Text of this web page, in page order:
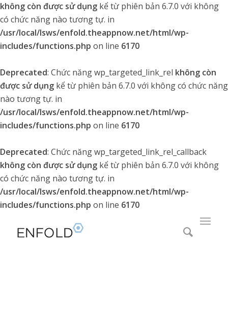
không còn được sử dụng kể từ phiên bản 6.7.0 với không
có chức năng nào tương tự. in
/usr/local/lsws/enfold.theappnow.net/html/wp-
includes/functions.php on line 6170
Deprecated: Chức năng wp_targeted_link_rel không còn
được sử dụng kể từ phiên bản 6.7.0 với không có chức năng
nào tương tự. in
/usr/local/lsws/enfold.theappnow.net/html/wp-
includes/functions.php on line 6170
Deprecated: Chức năng wp_targeted_link_rel_callback
không còn được sử dụng kể từ phiên bản 6.7.0 với không
có chức năng nào tương tự. in
/usr/local/lsws/enfold.theappnow.net/html/wp-
includes/functions.php on line 6170